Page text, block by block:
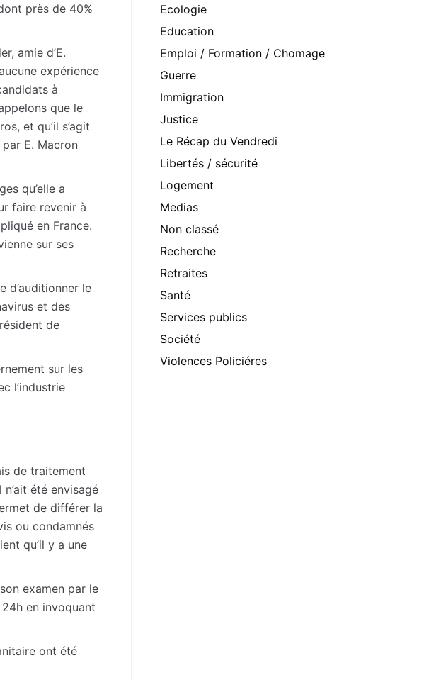
près de 40%
amie d’E.
expérience
à
que le
et qu’il s’agit
E. Macron
qu’elle a
faire revenir à
en France.
sur ses
d’auditionner le
et des
de
sur les
l’industrie
de traitement
été envisagé
de différer la
ou condamnés
qu’il y a une
examen par le
en invoquant
ont été
Ecologie
Education
Emploi / Formation / Chomage
Guerre
Immigration
Justice
Le Récap du Vendredi
Libertés / sécurité
Logement
Medias
Non classé
Recherche
Retraites
Santé
Services publics
Société
Violences Policiéres